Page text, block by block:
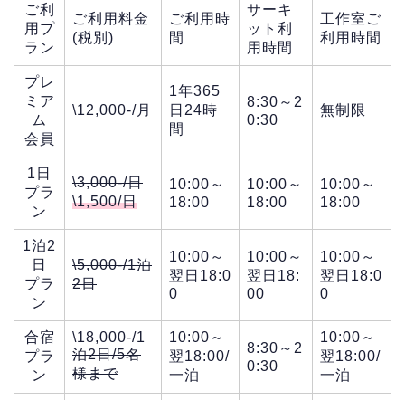
ご利
用プ
ラン
ご利用料金
(税別)
ご利用時
間
サーキ
ット利
用時間
工作室ご
利用時間
プレ
ミア
ム
会員
\12,000-/月
1年365
日24時
間
8:30～2
0:30
無制限
1日
プラ
ン
\3,000-/日
\1,500/日
10:00～
18:00
10:00～
18:00
10:00～
18:00
1泊2
日
プラ
ン
\5,000-/1泊
2日
10:00～
翌日18:0
0
10:00～
翌日18:
00
10:00～
翌日18:0
0
合宿
プラ
ン
\18,000-/1
泊2日/5名
様まで
10:00～
翌18:00/
一泊
8:30～2
0:30
10:00～
翌18:00/
一泊